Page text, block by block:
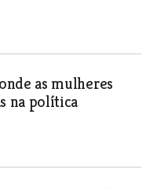
as mulheres
na política